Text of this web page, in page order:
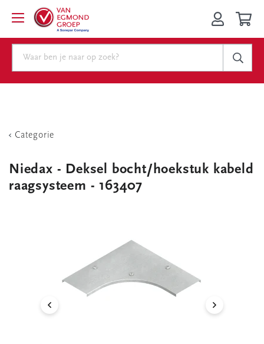
Categorie
Niedax - Deksel bocht/hoekstuk kabeld
raagsysteem - 163407